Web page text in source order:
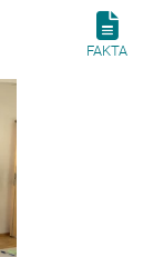
FAKTA